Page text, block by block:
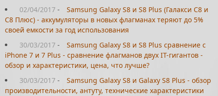
02/04/2017 -
Samsung Galaxy S8 и S8 Plus (Галакси С8 и
С8 Плюс) - аккумуляторы в новых флагманах теряют до 5%
своей емкости за год использования
30/03/2017 -
Samsung Galaxy S8 и S8 Plus сравнение с
iPhone 7 и 7 Plus - сравнение флагманов двух IT-гигантов -
обзор и характеристики, цена, что лучше?
30/03/2017 -
Samsung Galaxy S8 и Galaxy S8 Plus - обзор
производительности, антуту, технические характеристики